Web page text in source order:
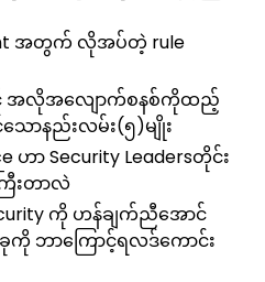
အတွက် လိုအပ်တဲ့ rule
အလိုအလျောက်စနစ်ကိုထည့်
ောနည်းလမ်း(၅)မျိုး
ဟာ Security Leadersတိုင်း
းတာလဲ
ကို ဟန်ချက်ညီအောင်
ကို ဘာကြောင့်ရလဒ်ကောင်း